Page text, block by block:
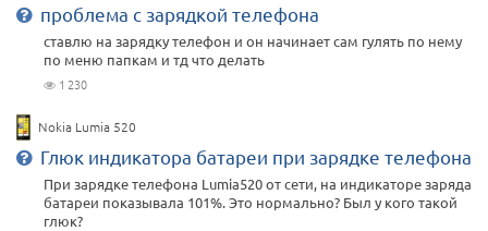
проблема с зарядкой телефона
ставлю на зарядку телефон и он начинает сам гулять по нему
по меню папкам и тд что делать
1 230
Nokia Lumia 520
Глюк индикатора батареи при зарядке телефона
При зарядке телефона Lumia520 от сети, на индикаторе заряда
батареи показывала 101%. Это нормально? Был у кого такой
глюк?